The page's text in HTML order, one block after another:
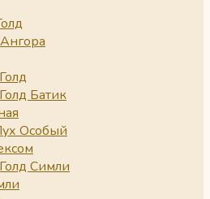
Батик
Особый
Симли